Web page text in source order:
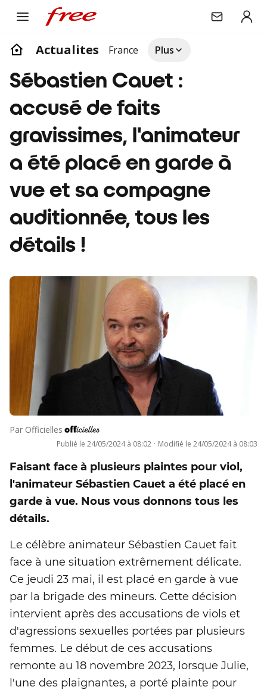
Actualites France Plus
Sébastien Cauet :
accusé de faits
gravissimes, l'animateur
a été placé en garde à
vue et sa compagne
auditionnée, tous les
détails !
Par Officielles
Publié le 24/05/2024 à 08:02 · Modifié le 24/05/2024 à 08:03
Faisant face à plusieurs plaintes pour viol,
l'animateur Sébastien Cauet a été placé en
garde à vue. Nous vous donnons tous les
détails.
Le célèbre animateur Sébastien Cauet fait
face à une situation extrêmement délicate.
Ce jeudi 23 mai, il est placé en garde à vue
par la brigade des mineurs. Cette décision
intervient après des accusations de viols et
d'agressions sexuelles portées par plusieurs
femmes. Le début de ces accusations
remonte au 18 novembre 2023, lorsque Julie,
l'une des plaignantes, a porté plainte pour